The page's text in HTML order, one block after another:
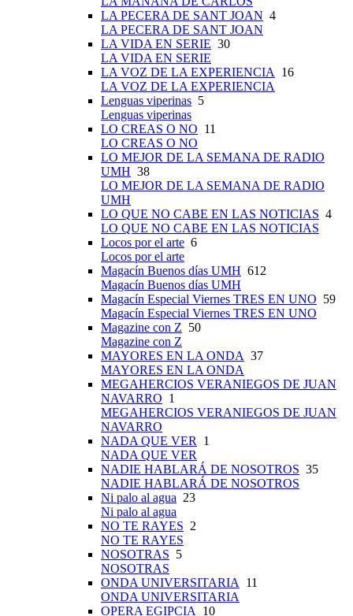
LA PECERA DE SANT JOAN 4
LA PECERA DE SANT JOAN
LA VIDA EN SERIE 30
LA VIDA EN SERIE
LA VOZ DE LA EXPERIENCIA
16
LA VOZ DE LA EXPERIENCIA
Lenguas viperinas 5
Lenguas viperinas
LO CREAS O NO 11
LO CREAS O NO
LO MEJOR DE LA SEMANA DE RADIO
UMH 38
LO MEJOR DE LA SEMANA DE RADIO
UMH
LO QUE NO CABE EN LAS NOTICIAS 4
LO QUE NO CABE EN LAS NOTICIAS
Locos por el arte 6
Locos por el arte
Magacín Buenos días UMH 612
Magacín Buenos días UMH
Magacín Especial Viernes TRES EN UNO 59
Magacín Especial Viernes TRES EN UNO
Magazine con Z 50
Magazine con Z
MAYORES EN LA ONDA 37
MAYORES EN LA ONDA
MEGAHERCIOS VERANIEGOS DE JUAN
NAVARRO 1
MEGAHERCIOS VERANIEGOS DE JUAN
NAVARRO
NADA QUE VER
1
NADA QUE VER
NADIE HABLARÁ DE NOSOTROS 35
NADIE HABLARÁ DE NOSOTROS
Ni palo al agua 23
Ni palo al agua
NO TE RAYES 2
NO TE RAYES
NOSOTRAS 5
NOSOTRAS
ONDA UNIVERSITARIA
11
ONDA UNIVERSITARIA
OPERA EGIPCIA
10